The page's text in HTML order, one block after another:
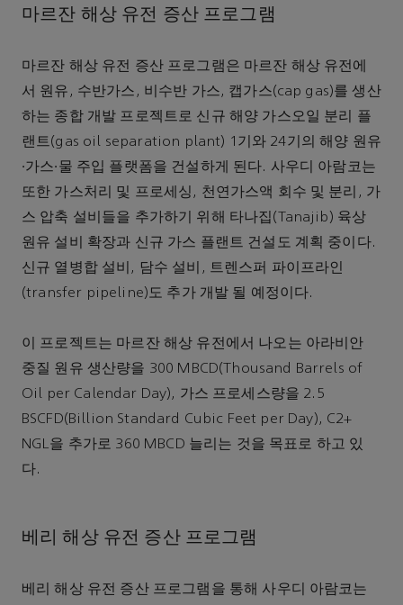
마르잔 해상 유전 증산 프로그램
마르잔 해상 유전 증산 프로그램은 마르잔 해상 유전에
서 원유, 수반가스, 비수반 가스, 캡가스(cap gas)를 생산
하는 종합 개발 프로젝트로 신규 해양 가스오일 분리 플
랜트(gas oil separation plant) 1기와 24기의 해양 원유
∙가스∙물 주입 플랫폼을 건설하게 된다. 사우디 아람코는
또한 가스처리 및 프로세싱, 천연가스액 회수 및 분리, 가
스 압축 설비들을 추가하기 위해 타나집(Tanajib) 육상
원유 설비 확장과 신규 가스 플랜트 건설도 계획 중이다.
신규 열병합 설비, 담수 설비, 트렌스퍼 파이프라인
(transfer pipeline)도 추가 개발 될 예정이다.
이 프로젝트는 마르잔 해상 유전에서 나오는 아라비안
중질 원유 생산량을 300 MBCD(Thousand Barrels of
Oil per Calendar Day), 가스 프로세스량을 2.5
BSCFD(Billion Standard Cubic Feet per Day), C2+
NGL을 추가로 360 MBCD 늘리는 것을 목표로 하고 있
다.
베리 해상 유전 증산 프로그램
베리 해상 유전 증산 프로그램을 통해 사우디 아람코는